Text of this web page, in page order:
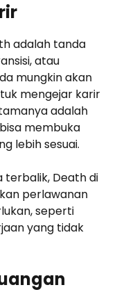
adalah tanda
atau
mungkin akan
mengejar karir
adalah
membuka
lebih sesuai.
terbalik, Death di
perlawanan
seperti
yang tidak